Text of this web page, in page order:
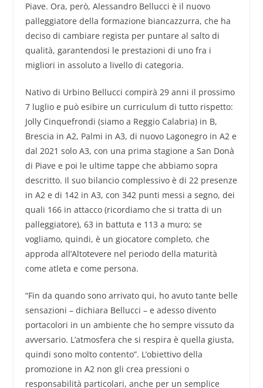
Piave. Ora, però, Alessandro Bellucci è il nuovo
palleggiatore della formazione biancazzurra, che ha
deciso di cambiare regista per puntare al salto di
qualità, garantendosi le prestazioni di uno fra i
migliori in assoluto a livello di categoria.
Nativo di Urbino Bellucci compirà 29 anni il prossimo
7 luglio e può esibire un curriculum di tutto rispetto:
Jolly Cinquefrondi (siamo a Reggio Calabria) in B,
Brescia in A2, Palmi in A3, di nuovo Lagonegro in A2 e
dal 2021 solo A3, con una prima stagione a San Donà
di Piave e poi le ultime tappe che abbiamo sopra
descritto. Il suo bilancio complessivo è di 22 presenze
in A2 e di 142 in A3, con 342 punti messi a segno, dei
quali 166 in attacco (ricordiamo che si tratta di un
palleggiatore), 63 in battuta e 113 a muro; se
vogliamo, quindi, è un giocatore completo, che
approda all’Altotevere nel periodo della maturità
come atleta e come persona.
“Fin da quando sono arrivato qui, ho avuto tante belle
sensazioni – dichiara Bellucci – e adesso divento
portacolori in un ambiente che ho sempre vissuto da
avversario. L’atmosfera che si respira è quella giusta,
quindi sono molto contento”. L’obiettivo della
promozione in A2 non gli crea pressioni o
responsabilità particolari, anche per un semplice